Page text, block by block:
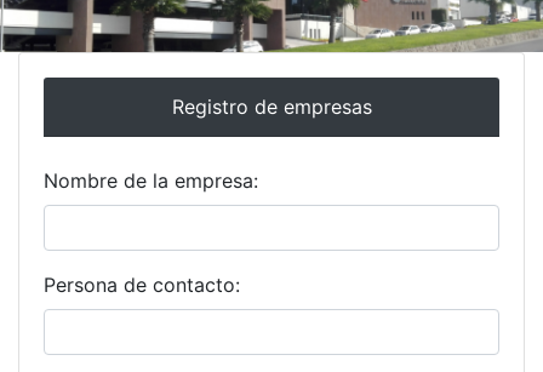
Registro de empresas
Nombre de la empresa:
Persona de contacto: